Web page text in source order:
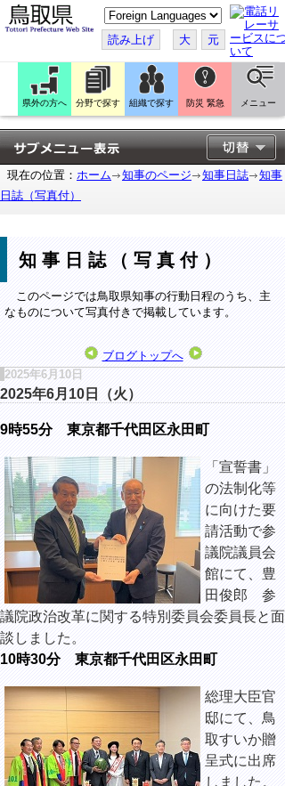
こ
の
ペ
ー
ジ
翻
訳
す
る
読み上げ 大 元
県外の方へ 分野で探す 組織で探す 防災 緊急 メニュー
現在の位置： ホーム 知事のページ 知事日誌
知事
日誌（写真付）
知事日誌（写真付）
このページでは鳥取県知事の行動日程のうち、主
なものについて写真付きで掲載しています。
ブログトップへ
2025年6月10日
2025年6月10日（火）
9時55分 東京都千代田区永田町
「宣誓書」
の法制化等
に向けた要
請活動で参
議院議員会
館にて、豊
田俊郎 参
議院政治改革に関する特別委員会委員長と面
談しました。
10時30分 東京都千代田区永田町
総理大臣官
邸にて、鳥
取すいか贈
呈式に出席
しました。